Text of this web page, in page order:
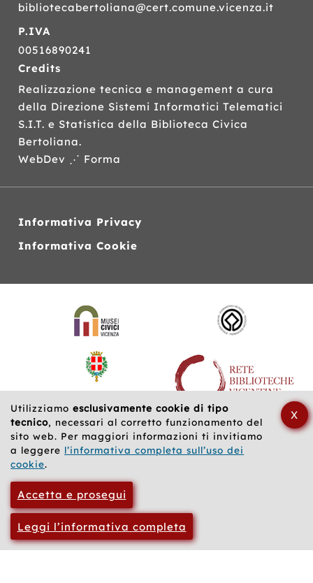
Utilizziamo esclusivamente cookie di tipo
tecnico, necessari al corretto funzionamento del
sito web. Per maggiori informazioni ti invitiamo
a leggere l’informativa completa sull’uso dei
cookie.
Accetta e prosegui
Leggi l’informativa completa
X
bibliotecabertoliana@cert.comune.vicenza.it
P.IVA
00516890241
Credits
Realizzazione tecnica e management a cura
della Direzione Sistemi Informatici Telematici
S.I.T. e Statistica della Biblioteca Civica
Bertoliana.
WebDev ⋰ Forma
Informativa Privacy
Informativa Cookie